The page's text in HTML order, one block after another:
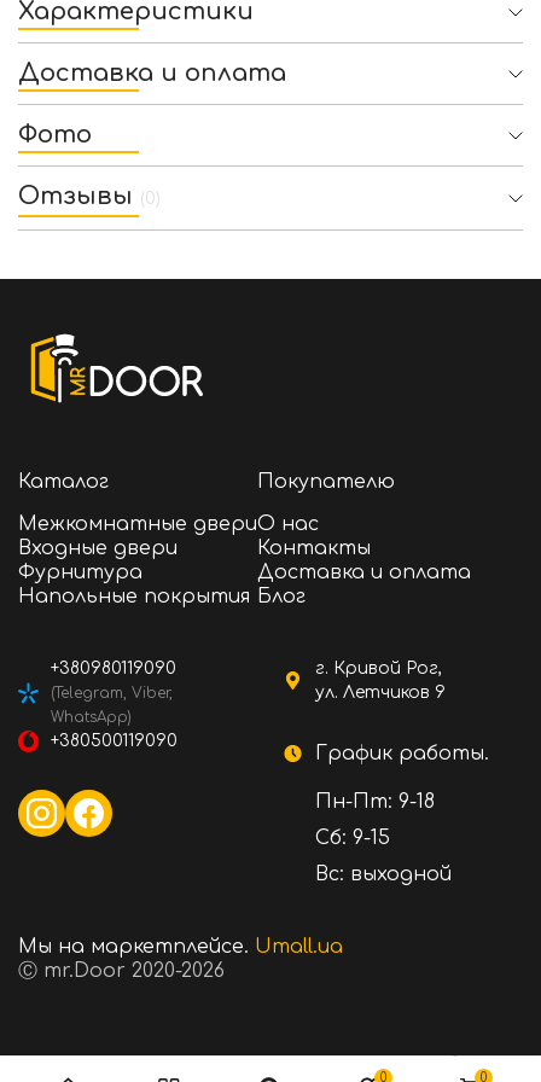
0 0
Характеристики
Доставка и оплата
Фото
Отзывы (0)
Каталог
Межкомнатные двери
Входные двери
Фурнитура
Напольные покрытия
Покупателю
О нас
Контакты
Доставка и оплата
Блог
г. Кривой Рог,
ул. Летчиков 9
График работы.
Пн-Пт: 9-18
Сб: 9-15
Вс: выходной
+380980119090
(Telegram, Viber,
WhatsApp)
+380500119090
Ⓒ mr.Door 2020-2026
Мы на маркетплейсе. Umall.ua